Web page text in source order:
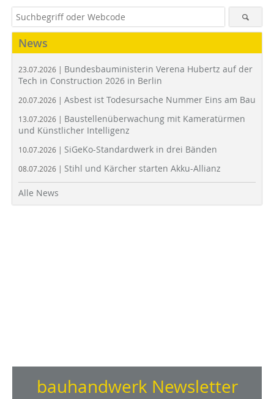
News
23.07.2026 | Bundesbauministerin Verena Hubertz auf der
Tech in Construction 2026 in Berlin
20.07.2026 | Asbest ist Todesursache Nummer Eins am Bau
13.07.2026 | Baustellenüberwachung mit Kameratürmen
und Künstlicher Intelligenz
10.07.2026 | SiGeKo-Standardwerk in drei Bänden
08.07.2026 | Stihl und Kärcher starten Akku-Allianz
Alle News
bauhandwerk Newsletter